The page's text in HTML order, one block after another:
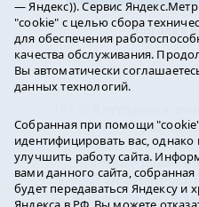
Погода в
района
Учредитель: АНО «ИИЦ
Главный
E-mail:
Регистрационный
— Яндекс)). Сервис
"cookie" с целью сбора
для обеспечения
качества обслуживания.
Вы автоматически
данных технологий.
Собранная при помощи
идентифицировать вас,
улучшить работу сайта.
вами данного сайта,
будет передаваться Яндексу и